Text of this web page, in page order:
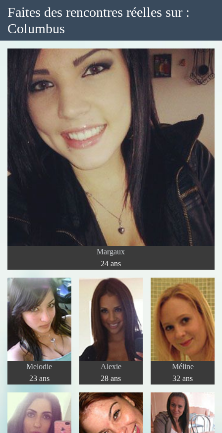
Faites des rencontres réelles sur :
Columbus
Margaux
24 ans
Melodie
23 ans
Alexie
28 ans
Méline
32 ans